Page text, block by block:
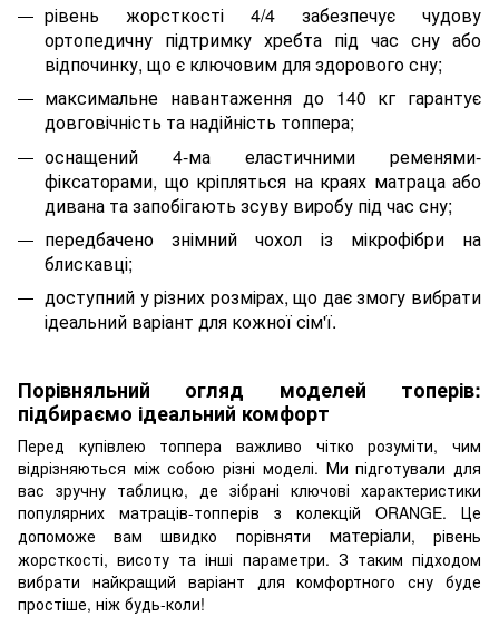
рівень жорсткості 4/4 забезпечує чудову
ортопедичну підтримку хребта під час сну або
відпочинку, що є ключовим для здорового сну;
максимальне навантаження до 140 кг гарантує
довговічність та надійність топпера;
оснащений 4-ма еластичними ременями-
фіксаторами, що кріпляться на краях матраца або
дивана та запобігають зсуву виробу під час сну;
передбачено знімний чохол із мікрофібри на
блискавці;
доступний у різних розмірах, що дає змогу вибрати
ідеальний варіант для кожної сім'ї.
Порівняльний огляд моделей топерів:
підбираємо ідеальний комфорт
Перед купівлею топпера важливо чітко розуміти, чим
відрізняються між собою різні моделі. Ми підготували для
вас зручну таблицю, де зібрані ключові характеристики
популярних матраців-топперів з колекцій ORANGE. Це
допоможе вам швидко порівняти матеріали, рівень
жорсткості, висоту та інші параметри. З таким підходом
вибрати найкращий варіант для комфортного сну буде
простіше, ніж будь-коли!